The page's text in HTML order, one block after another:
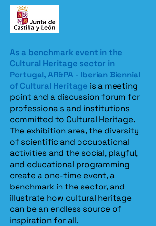
As a benchmark event in the
Cultural Heritage sector in
Portugal, AR&PA - Iberian Biennial
of Cultural Heritage is a meeting
point and a discussion forum for
professionals and institutions
committed to Cultural Heritage.
The exhibition area, the diversity
of scientific and occupational
activities and the social, playful,
and educational programming
create a one-time event, a
benchmark in the sector, and
illustrate how cultural heritage
can be an endless source of
inspiration for all.